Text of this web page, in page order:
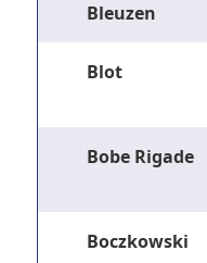
Bleuzen
Blot
Bobe Rigade
Boczkowski